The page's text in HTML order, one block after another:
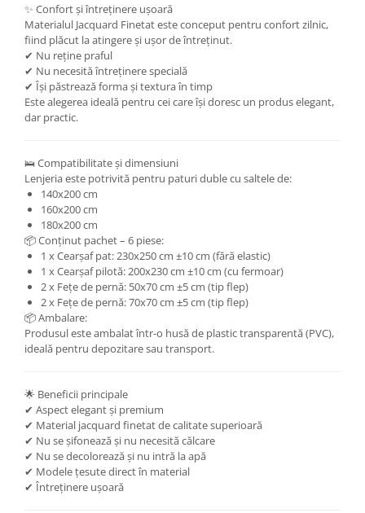
✨ Confort și întreținere ușoară
Materialul Jacquard Finetat este conceput pentru confort zilnic,
fiind plăcut la atingere și ușor de întreținut.
✔ Nu reține praful
✔ Nu necesită întreținere specială
✔ Își păstrează forma și textura în timp
Este alegerea ideală pentru cei care își doresc un produs elegant,
dar practic.
🛌 Compatibilitate și dimensiuni
Lenjeria este potrivită pentru paturi duble cu saltele de:
140x200 cm
160x200 cm
180x200 cm
📦 Conținut pachet – 6 piese:
1 x Cearșaf pat: 230x250 cm ±10 cm (fără elastic)
1 x Cearșaf pilotă: 200x230 cm ±10 cm (cu fermoar)
2 x Fețe de pernă: 50x70 cm ±5 cm (tip flep)
2 x Fețe de pernă: 70x70 cm ±5 cm (tip flep)
📦 Ambalare:
Produsul este ambalat într-o husă de plastic transparentă (PVC),
ideală pentru depozitare sau transport.
🌟 Beneficii principale
✔ Aspect elegant și premium
✔ Material jacquard finetat de calitate superioară
✔ Nu se șifonează și nu necesită călcare
✔ Nu se decolorează și nu intră la apă
✔ Modele țesute direct în material
✔ Întreținere ușoară